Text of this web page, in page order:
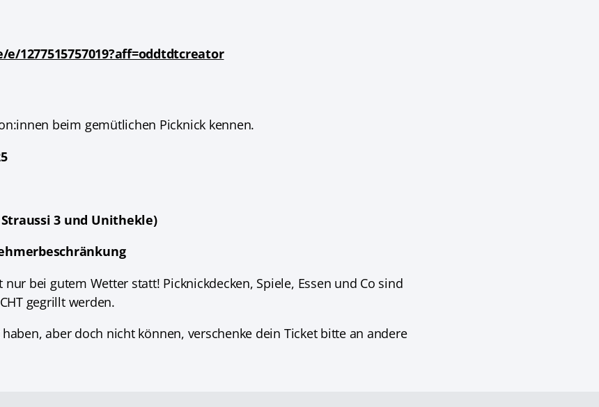
1277515757019?aff=oddtdtcreator
beim gemütlichen Picknick kennen.
3 und Unithekle)
nur bei gutem Wetter statt! Picknickdecken, Spiele, Essen und Co sind
gegrillt werden.
aber doch nicht können, verschenke dein Ticket bitte an andere